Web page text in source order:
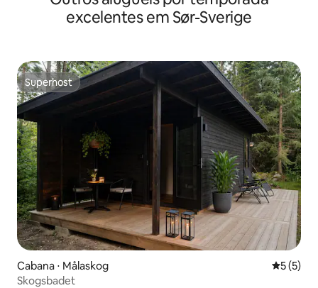
excelentes em Sør-Sverige
Superhost
Superhost
Cabana ⋅ Målaskog 5 de
5 (5)
Skogsbadet